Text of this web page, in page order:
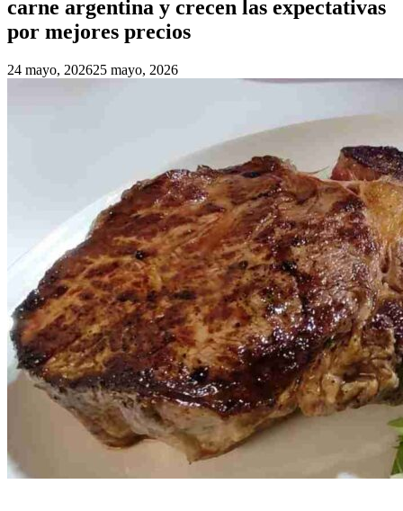
carne argentina y crecen las expectativas
por mejores precios
24 mayo, 202625 mayo, 2026